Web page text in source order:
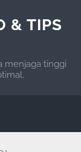
& TIPS
menjaga tinggi